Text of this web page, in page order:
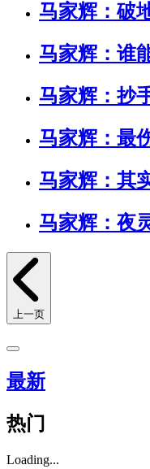
马家辉：破
马家辉：谁
马家辉：抄
马家辉：最
马家辉：其
马家辉：夜
上一页
最新
热门
Loading...